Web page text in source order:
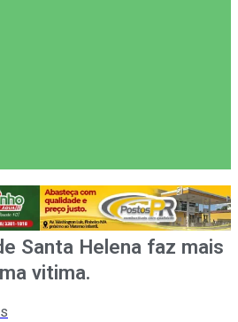
Santa Helena faz mais
vitima.